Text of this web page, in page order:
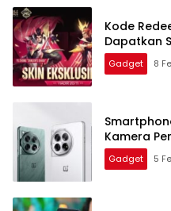
Kode
Dapatkan
Gadget 8
Kamera
Gadget 5